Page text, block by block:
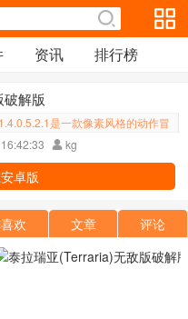
资讯 排行榜
破解版
是一款像素风格的动作冒
玩家可以随意探索和体验。 塔拉
的冒险手游，玩家制作武器
kg
卓版
欢 文章 评论